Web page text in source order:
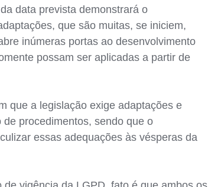
data prevista demonstrará o
que são muitas, se iniciem,
inúmeras portas ao desenvolvimento
possam ser aplicadas a partir de
que a legislação exige adaptações e
procedimentos, sendo que o
essas adequações às vésperas da